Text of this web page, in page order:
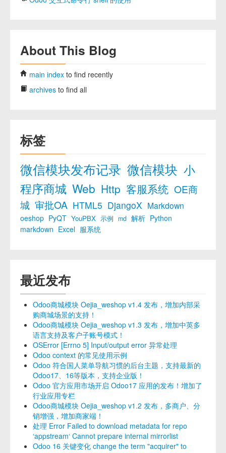
About This Blog
main index to find recently
archives to find all
标签
微信模块发布记录 微信模块 小
程序商城 Web Http 客服系统 OE商
城 审批OA HTML5 DjangoX Markdown
oeshop PyQT YouPBX 示例 md 解析 Python
markdown Excel 服系统
最近发布
Odoo商城模块 Oejia_weshop v1.4 发布，增加内部采
购商城场景的支持！
Odoo商城模块 Oejia_weshop v1.3 发布，增加中英多
语言支持及客户子账号模式！
OSError [Errno 5] Input/output error 异常处理
Odoo context 的常见使用示例
Odoo 符合国人菜单导航习惯的后台主题，支持最新的
Odoo17、16等版本，支持企业版！
Odoo 官方应用市场开启 Odoo17 应用的发布！增加了
行业应用专栏
Odoo商城模块 Oejia_weshop v1.2 发布，多商户、分
销增强，增加商家端！
处理 Error Failed to download metadata for repo
‘appstream‘ Cannot prepare internal mirrorlist
Odoo 16 关键变化 change the term "acquirer" to